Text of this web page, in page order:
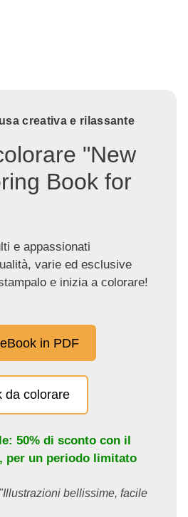
creativa e rilassante
"New
Book for
e appassionati
varie ed esclusive
e inizia a colorare!
in PDF
da colorare
50% di sconto con il
, per un periodo limitato
bellissime, facile